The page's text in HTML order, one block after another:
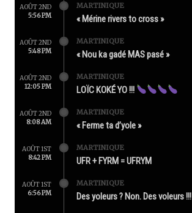
AOÛT 2ND
5:56 PM
MARTINIQUE
« Mérine rivers to cross »
AOÛT 2ND
5:48 PM
MARTINIQUE
« Nou ka gadé MAS pasé »
AOÛT 2ND
12:05 PM
MARTINIQUE
LOÏC KOKÉ YO !!!
AOÛT 2ND
8:08 AM
MARTINIQUE
« Ferme ta d’yole »
AOÛT 1ST
8:42 PM
MARTINIQUE
UFR + FYRM = UFRYM
AOÛT 1ST
6:56 PM
MARTINIQUE
Des yoleurs ? Non. Des voleurs !!!